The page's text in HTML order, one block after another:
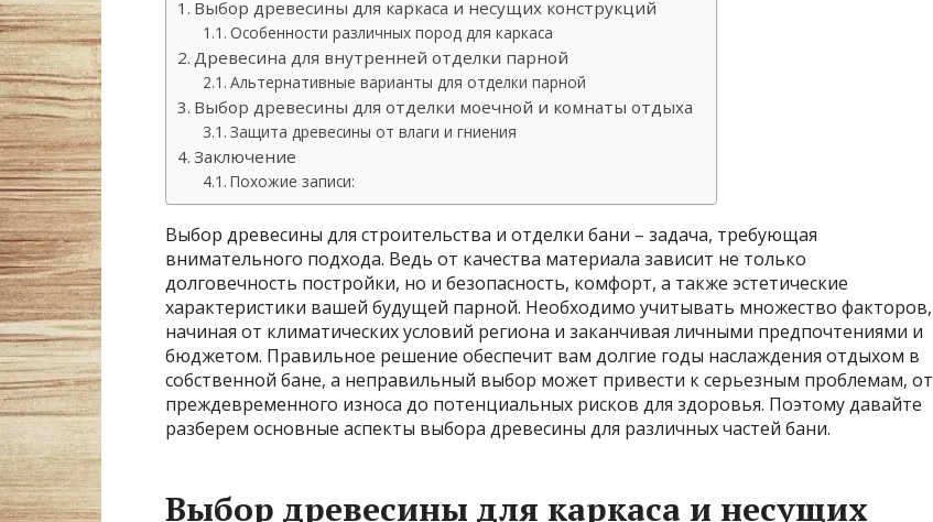
Выбор древесины для каркаса и несущих конструкций
Особенности различных пород для каркаса
Древесина для внутренней отделки парной
Альтернативные варианты для отделки парной
Выбор древесины для отделки моечной и комнаты отдыха
Защита древесины от влаги и гниения
Заключение
Похожие записи:
Выбор древесины для строительства и отделки бани – задача, требующая
внимательного подхода. Ведь от качества материала зависит не только
долговечность постройки, но и безопасность, комфорт, а также эстетические
характеристики вашей будущей парной. Необходимо учитывать множество факторов,
начиная от климатических условий региона и заканчивая личными предпочтениями и
бюджетом. Правильное решение обеспечит вам долгие годы наслаждения отдыхом в
собственной бане, а неправильный выбор может привести к серьезным проблемам, от
преждевременного износа до потенциальных рисков для здоровья. Поэтому давайте
разберем основные аспекты выбора древесины для различных частей бани.
Выбор древесины для каркаса и несущих